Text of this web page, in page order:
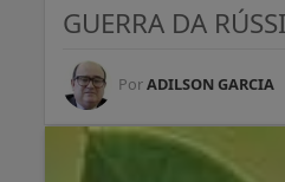
GUERRA DA
PorADILSON GARCIA